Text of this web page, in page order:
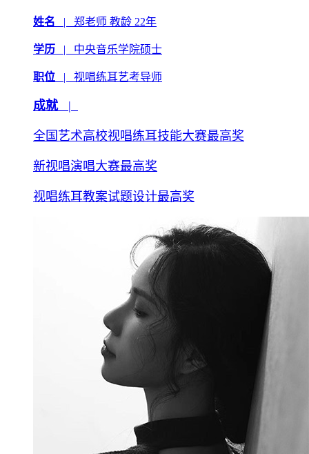
姓名 | 郑老师 教龄 22年
学历 | 中央音乐学院硕士
职位 | 视唱练耳艺考导师
成就 |
全国艺术高校视唱练耳技能大赛最高奖
新视唱演唱大赛最高奖
视唱练耳教案试题设计最高奖